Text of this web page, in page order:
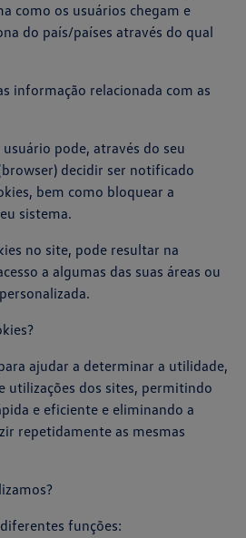
como os usuários chegam e
do país/países através do qual
informação relacionada com as
pode, através do seu
decidir ser notificado
bem como bloquear a
sistema.
no site, pode resultar na
a algumas das suas áreas ou
ajudar a determinar a utilidade,
utilizações dos sites, permitindo
e eficiente e eliminando a
repetidamente as mesmas
funções: